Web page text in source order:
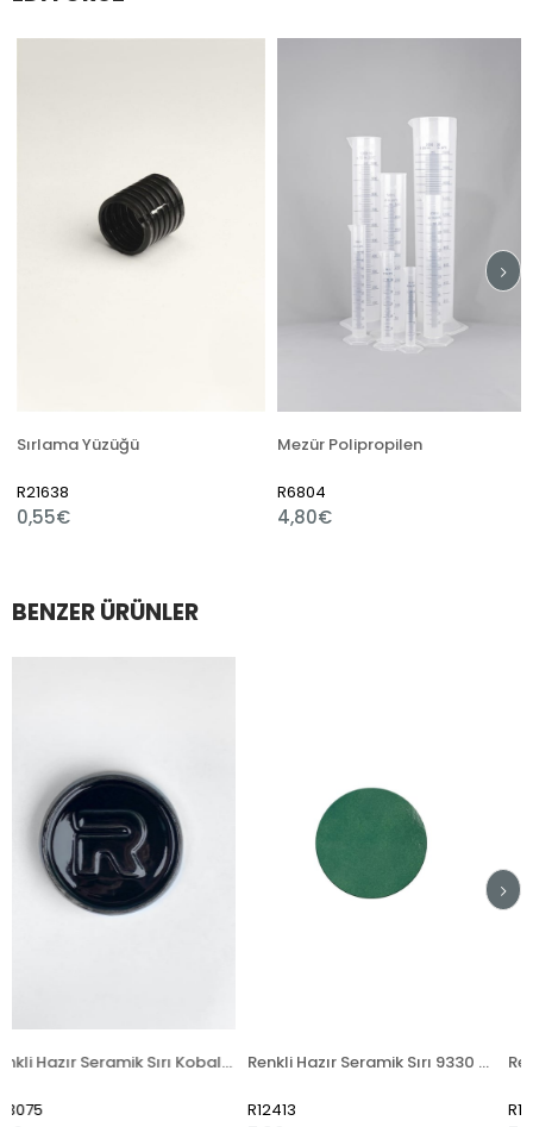
Sırlama Yüzüğü
R21638
0,55€
Mezür Polipropilen
R6804
4,80€
BENZER ÜRÜNLER
Renkli Hazır Seramik Sırı Kobalt Siyah 789 (1050°C) Renkli Hazır Seramik Sırı 9330 Atlantik Turkuaz